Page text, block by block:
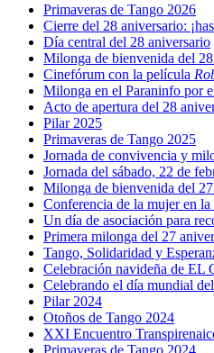
Primaveras de Tango 2026
Cierre del 28 aniversario:
Día central del 28 aniversario
Milonga de bienvenida del
Cinefórum con la película
Milonga en el Paraninfo por
Acto de apertura del 28
Pilar 2025
Primaveras de Tango 2025
Jornada de convivencia y
Jornada del sábado, 22 de
Milonga de bienvenida del
Conferencia de la mujer en
Un día de asociación para
Primera milonga del 27
Tango, Solidaridad y
Celebración navideña de EL
Celebrando el día mundial
Pilar 2024
Otoños de Tango 2024
XXI Encuentro
Primaveras de Tango 2024